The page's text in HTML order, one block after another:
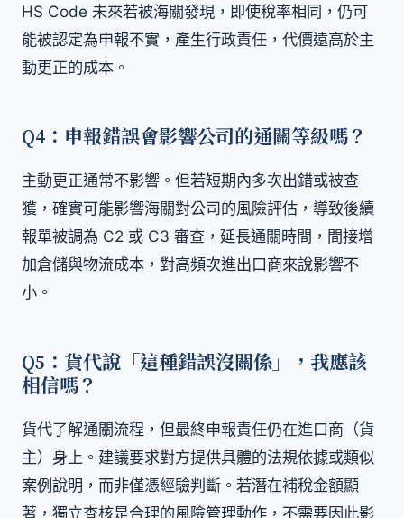
HS Code 未來若被海關發現，即使稅率相同，仍可
能被認定為申報不實，產生行政責任，代價遠高於主
動更正的成本。
Q4：申報錯誤會影響公司的通關等級嗎？
主動更正通常不影響。但若短期內多次出錯或被查
獲，確實可能影響海關對公司的風險評估，導致後續
報單被調為 C2 或 C3 審查，延長通關時間，間接增
加倉儲與物流成本，對高頻次進出口商來說影響不
小。
Q5：貨代說「這種錯誤沒關係」，我應該
相信嗎？
貨代了解通關流程，但最終申報責任仍在進口商（貨
主）身上。建議要求對方提供具體的法規依據或類似
案例說明，而非僅憑經驗判斷。若潛在補稅金額顯
著，獨立查核是合理的風險管理動作，不需要因此影